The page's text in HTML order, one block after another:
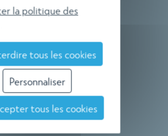
la politique des
tous les cookies
Personnaliser
tous les cookies